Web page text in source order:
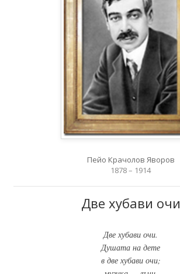
Пейо Крачолов Яворов
1878 – 1914
Две хубави очи
Две хубави очи.
Душата на дете
в две хубави очи;